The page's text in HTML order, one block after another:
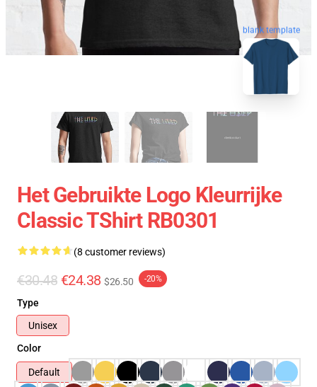
blank template
Het Gebruikte Logo Kleurrijke
Classic TShirt RB0301
(8 customer reviews)
€30.48 €24.38 $26.50 -20%
Type
Unisex
Color
Default